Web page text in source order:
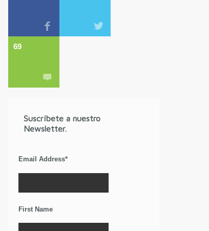
69
Suscríbete a nuestro
Newsletter.
Email Address*
First Name